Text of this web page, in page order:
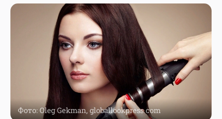
Фото: Oleg Gekman, globallookpress.com